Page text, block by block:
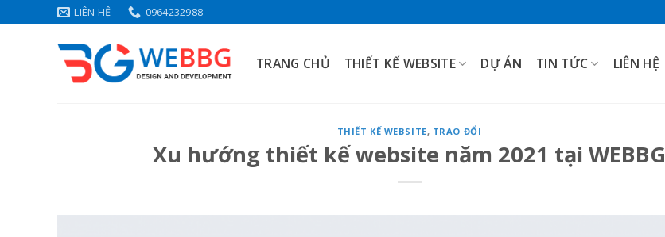
to
LIÊN HỆ 0964232988
TRANG CHỦ THIẾT KẾ WEBSITE DỰ ÁN TIN TỨC LIÊN HỆ
THIẾT KẾ WEBSITE, TRAO ĐỔI
Xu hướng thiết kế website năm 2021 tại WEBBG